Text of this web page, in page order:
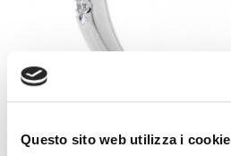
Questo sito web utilizza i cookie